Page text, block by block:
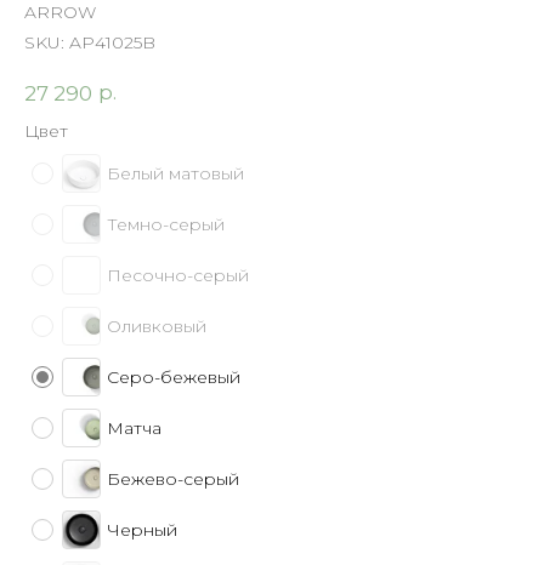
ARROW
SKU: AP41025B
27 290 р.
Цвет
Белый матовый
Темно-серый
Песочно-серый
Оливковый
Серо-бежевый
Матча
Бежево-серый
Черный